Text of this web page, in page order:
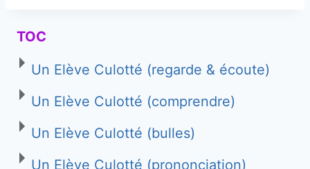
TOC
Un Elève Culotté (regarde & écoute)
Un Elève Culotté (comprendre)
Un Elève Culotté (bulles)
Un Elève Culotté (prononciation)